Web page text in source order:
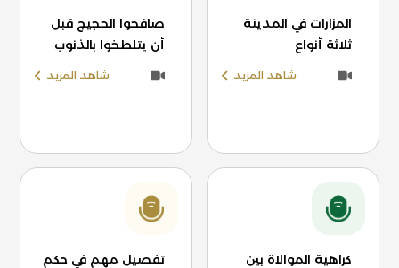
المزارات في المدينة
ثلاثة أنواع
شاهد المزيد
صافحوا الحجيج قبل
أن يتلطخوا بالذنوب
شاهد المزيد
كراهية الموالاة بين
تفصيل مهم في حكم